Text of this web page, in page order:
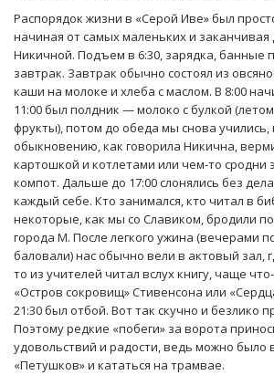
Распорядок жизни в «Серой Иве» был
начиная от самых маленьких и
Никичной. Подъем в 6:30, зарядка, банные
завтрак. Завтрак обычно состоял из
каши на молоке и хлеба с маслом. В 8:00
11:00 был полдник — молоко c булкой
фрукты), потом до обеда мы снова учились,
обыкновению, как говорила Никична,
картошкой и котлетами или чем-то сродни
компот. Дальше до 17:00 слонялись без
каждый себе. Кто занимался, кто читал в
некоторые, как мы со Славиком, бродили
города М. После легкого ужина (вечерами
баловали) нас обычно вели в актовый зал,
то из учителей читал вслух книгу, чаще
«Остров сокровищ» Стивенсона или
21:30 был отбой. Вот так скучно и безлико
Поэтому редкие «побеги» за ворота
удовольствий и радости, ведь можно было
«Петушков» и кататься на трамвае.